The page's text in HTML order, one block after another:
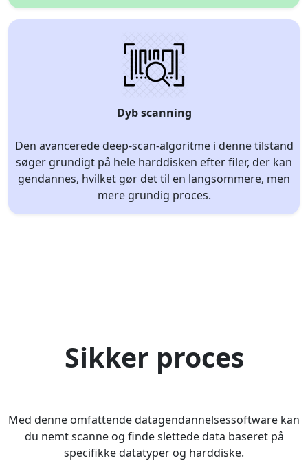
Dyb scanning
Den avancerede deep-scan-algoritme i denne tilstand
søger grundigt på hele harddisken efter filer, der kan
gendannes, hvilket gør det til en langsommere, men
mere grundig proces.
Sikker proces
Med denne omfattende datagendannelsessoftware kan
du nemt scanne og finde slettede data baseret på
specifikke datatyper og harddiske.